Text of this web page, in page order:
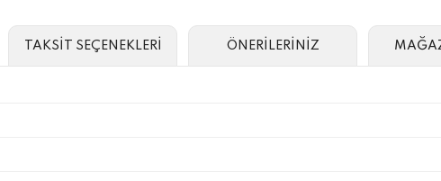
TAKSİT SEÇENEKLERİ ÖNERİLERİNİZ